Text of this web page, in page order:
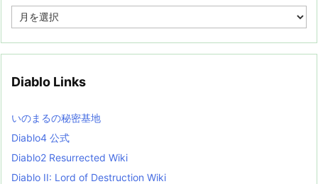
e
i
s
t
Diablo Links
いのまるの秘密基地
Diablo4 公式
Diablo2 Resurrected Wiki
Diablo II: Lord of Destruction Wiki